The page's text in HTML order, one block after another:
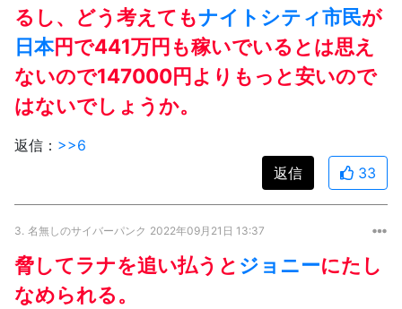
るし、どう考えてもナイトシティ市民が
日本円で441万円も稼いでいるとは思え
ないので147000円よりもっと安いので
はないでしょうか。
返信： >>6
返信
33
3. 名無しのサイバーパンク 2022年09月21日 13:37
脅してラナを追い払うと ジョニーにたし
なめられる。